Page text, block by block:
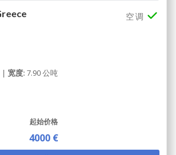
空调
| 宽度:7.90 公吨
起始价格
4000 €